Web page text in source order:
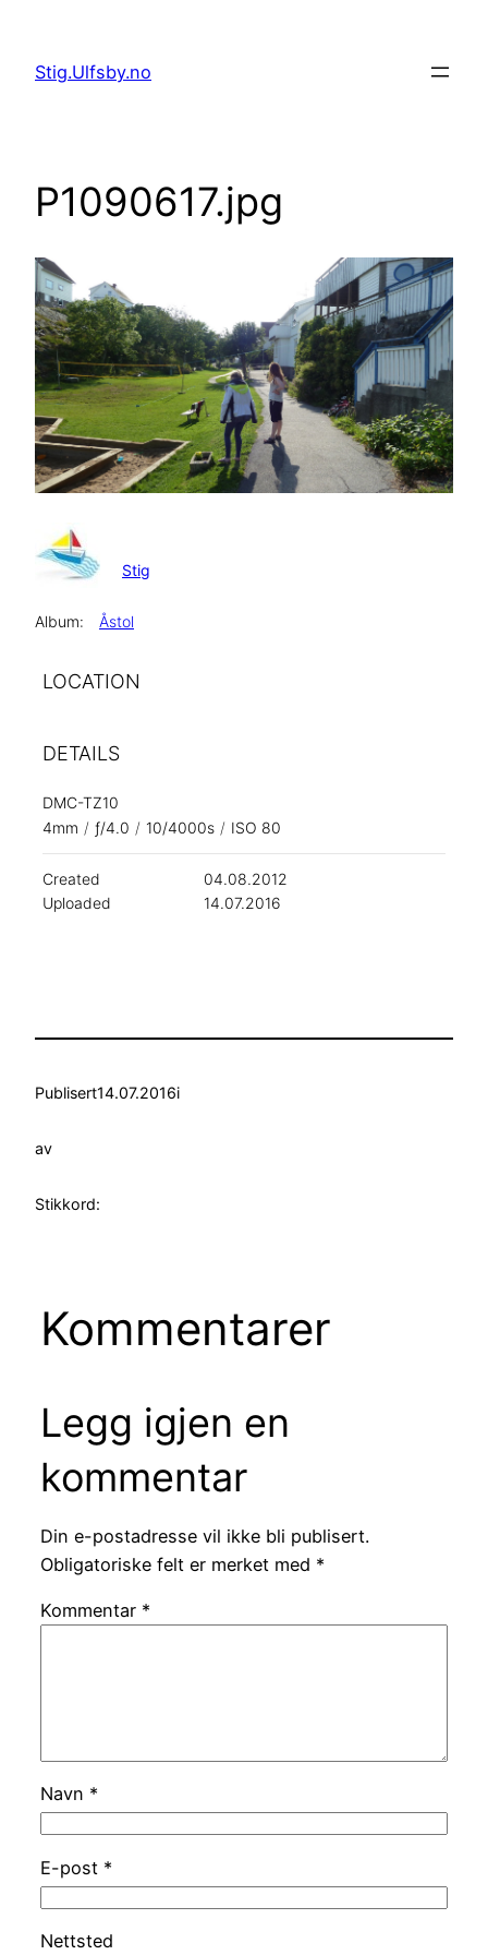
innhold
Stig.Ulfsby.no
P1090617.jpg
Stig
Album: Åstol
LOCATION
DETAILS
DMC-TZ10
4mm / ƒ/4.0 / 10/4000s / ISO 80
Created
04.08.2012
Uploaded
14.07.2016
Publisert14.07.2016i
av
Stikkord:
Kommentarer
Legg igjen en
kommentar
Din e-postadresse vil ikke bli publisert.
Obligatoriske felt er merket med *
Kommentar *
Navn *
E-post *
Nettsted